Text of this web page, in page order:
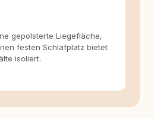
gepolsterte Liegefläche,
festen Schlafplatz bietet
isoliert.